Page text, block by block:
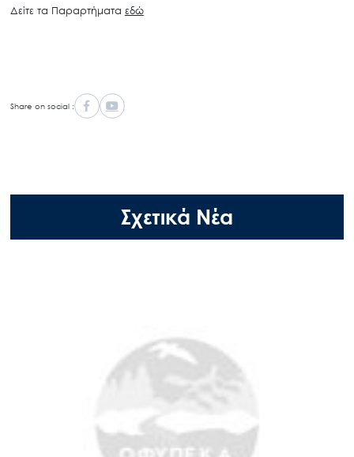
Δείτε τα Παραρτήματα εδώ
Share on social :
Σχετικά Νέα